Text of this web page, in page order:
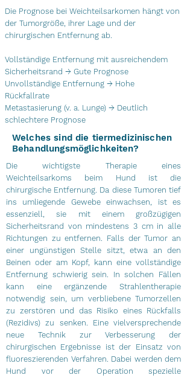
Die Prognose bei Weichteilsarkomen hängt von
der Tumorgröße, ihrer Lage und der
chirurgischen Entfernung ab.
Vollständige Entfernung mit ausreichendem
Sicherheitsrand → Gute Prognose
Unvollständige Entfernung → Hohe
Rückfallrate
Metastasierung (v. a. Lunge) → Deutlich
schlechtere Prognose
Welches sind die tiermedizinischen
Behandlungsmöglichkeiten?
Die wichtigste Therapie eines
Weichteilsarkoms beim Hund ist die
chirurgische Entfernung. Da diese Tumoren tief
ins umliegende Gewebe einwachsen, ist es
essenziell, sie mit einem großzügigen
Sicherheitsrand von mindestens 3 cm in alle
Richtungen zu entfernen. Falls der Tumor an
einer ungünstigen Stelle sitzt, etwa an den
Beinen oder am Kopf, kann eine vollständige
Entfernung schwierig sein. In solchen Fällen
kann eine ergänzende Strahlentherapie
notwendig sein, um verbliebene Tumorzellen
zu zerstören und das Risiko eines Rückfalls
(Rezidivs) zu senken. Eine vielversprechende
neue Technik zur Verbesserung der
chirurgischen Ergebnisse ist der Einsatz von
fluoreszierenden Verfahren. Dabei werden dem
Hund vor der Operation spezielle